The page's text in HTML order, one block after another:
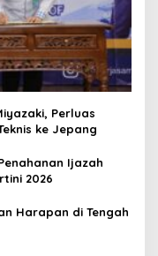
Perluas
ke Jepang
Ijazah
2026
Harapan di Tengah